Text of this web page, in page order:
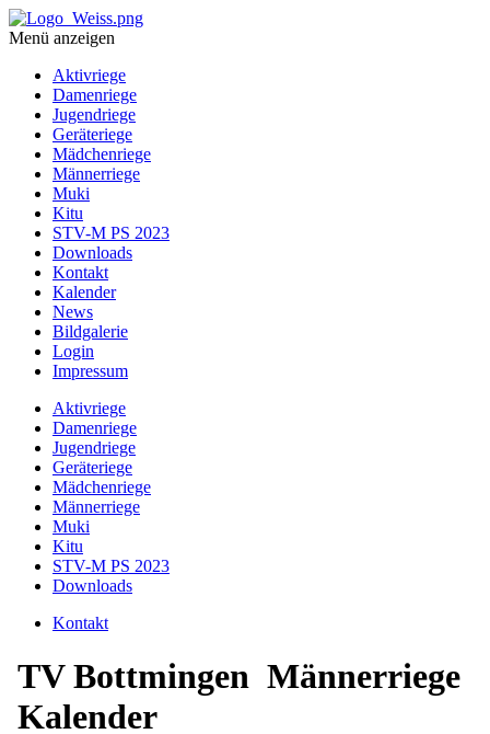
Menü anzeigen
Aktivriege
Damenriege
Jugendriege
Geräteriege
Mädchenriege
Männerriege
Muki
Kitu
STV-M PS 2023
Downloads
Kontakt
Kalender
News
Bildgalerie
Login
Impressum
Aktivriege
Damenriege
Jugendriege
Geräteriege
Mädchenriege
Männerriege
Muki
Kitu
STV-M PS 2023
Downloads
Kontakt
TV Bottmingen Männerriege
Kalender